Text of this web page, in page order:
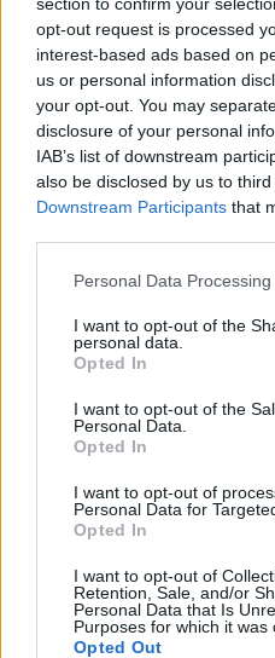
opt-out request is processed
interest-based ads based on
us or personal information
your opt-out. You may
disclosure of your personal
IAB’s list of downstream
also be disclosed by us to
Downstream Participants that
Personal Data
I want to opt-out of the
personal data.
Opted In
I want to opt-out of the
Personal Data.
Opted In
I want to opt-out of
Personal Data for
Opted In
I want to opt-out of
Retention, Sale, and/or
Personal Data that Is
Purposes for which it was
Opted Out
MARCELLO SALARIS